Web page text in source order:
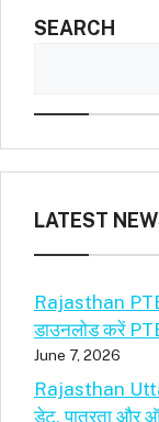
SEARCH
LATEST
Rajasthan
डाउनलोड करें
June 7, 2026
Rajasthan
डेट, पात्रता और